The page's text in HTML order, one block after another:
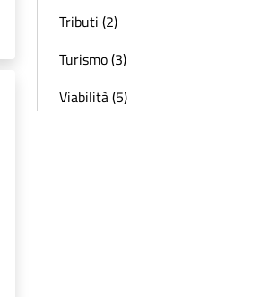
Tributi (2)
Turismo (3)
Viabilità (5)